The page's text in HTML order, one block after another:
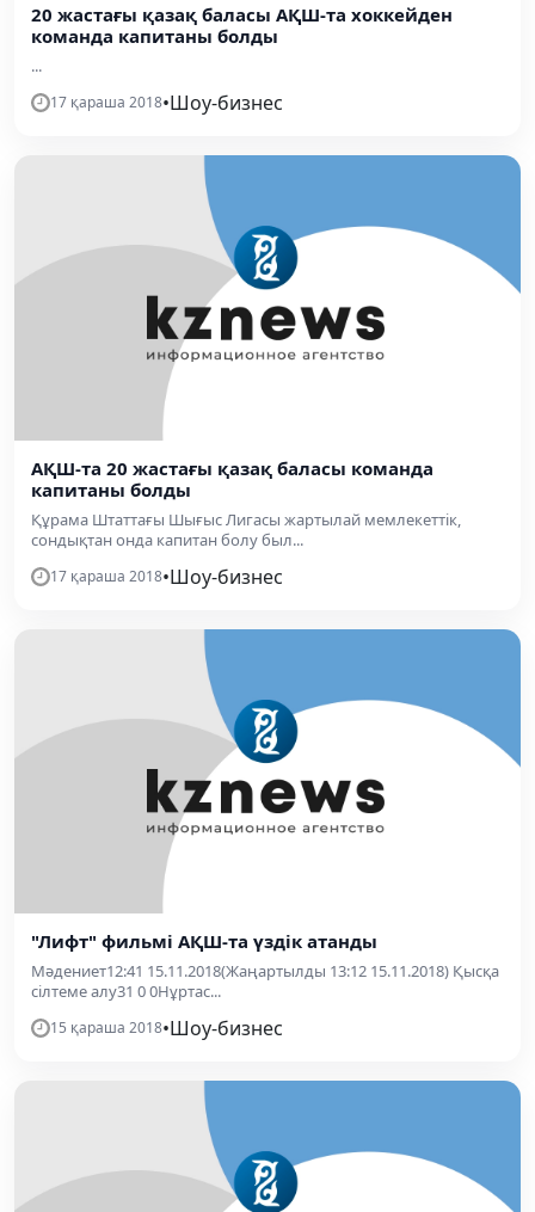
20 жастағы қазақ баласы АҚШ-та хоккейден
команда капитаны болды
...
17 қараша 2018•Шоу-бизнес
АҚШ-та 20 жастағы қазақ баласы команда
капитаны болды
Құрама Штаттағы Шығыс Лигасы жартылай мемлекеттік,
сондықтан онда капитан болу был...
17 қараша 2018•Шоу-бизнес
"Лифт" фильмі АҚШ-та үздік атанды
Мәдениет12:41 15.11.2018(Жаңартылды 13:12 15.11.2018) Қысқа
сілтеме алу31 0 0Нұртас...
15 қараша 2018•Шоу-бизнес